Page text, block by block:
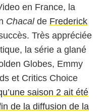
en France, la
Chacalde Frederick
Très appréciée
la série a glané
Globes, Emmy
et Critics Choice
saison 2 ait été
de la diffusion de la